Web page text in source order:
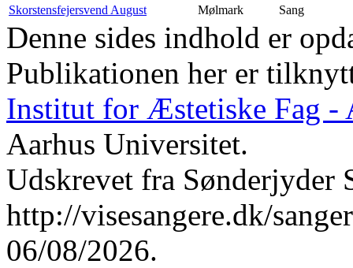
Skorstensfejersvend August
Mølmark Sang
Denne sides indhold er
Publikationen her er
Institut for Æstetiske Fag -
Aarhus Universitet.
Udskrevet fra Sønderjyder
http://visesangere.dk/
06/08/2026.